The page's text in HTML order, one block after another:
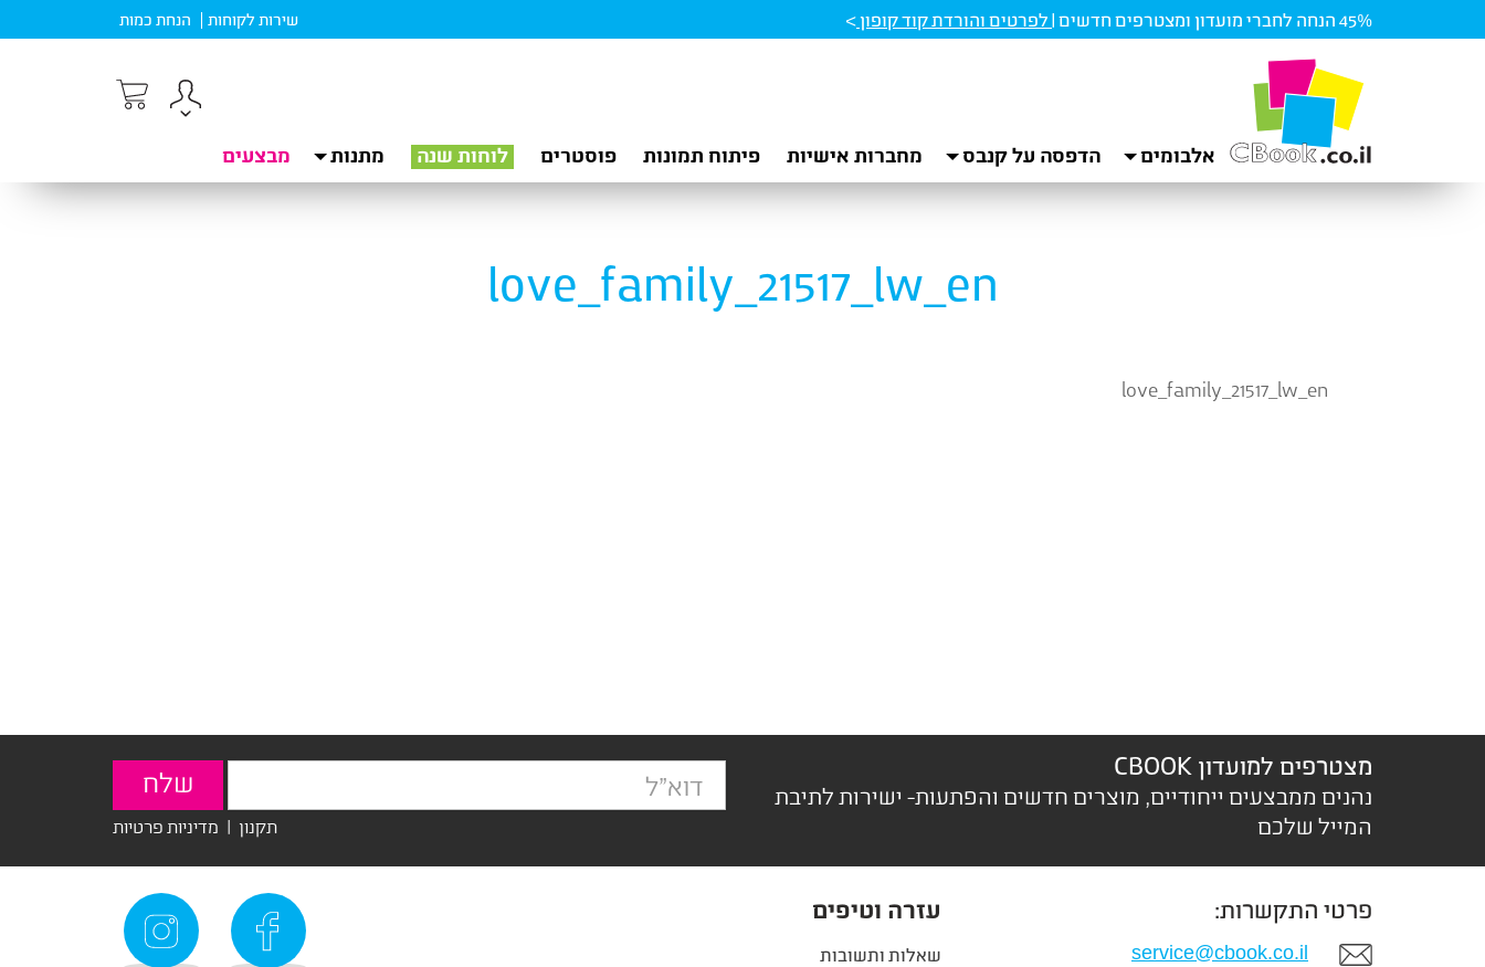
45% הנחה לחברי מועדון ומצטרפים חדשים | לפרטים והורדת קוד קופון> שירות לקוחות הנחת כמות
אלבומים הדפסה על קנבס מחברות אישיות פיתוח תמונות פוסטרים לוחות שנה מתנות מבצעים
love_family_21517_lw_en
love_family_21517_lw_en
מצטרפים למועדון CBOOK
נהנים ממבצעים ייחודיים, מוצרים חדשים והפתעות- ישירות לתיבת
המייל שלכם
תקנון | מדיניות פרטיות
פרטי התקשרות:
service@cbook.co.il
עזרה וטיפים
שאלות ותשובות